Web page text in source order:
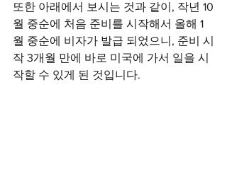
또한 아래에서 보시는 것과 같이, 작년 10
월 중순에 처음 준비를 시작해서 올해 1
월 중순에 비자가 발급 되었으니, 준비 시
작 3개월 만에 바로 미국에 가서 일을 시
작할 수 있게 된 것입니다.